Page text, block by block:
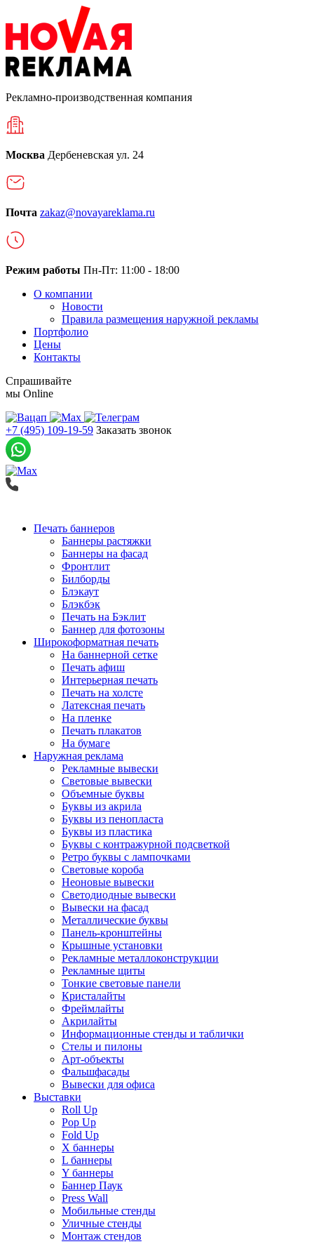
Рекламно-производственная компания
Москва Дербеневская ул. 24
Почта zakaz@novayareklama.ru
Режим работы Пн-Пт: 11:00 - 18:00
О компании
Новости
Правила размещения наружной рекламы
Портфолио
Цены
Контакты
Спрашивайте
мы Online
+7 (495) 109-19-59 Заказать звонок
Печать баннеров
Баннеры растяжки
Баннеры на фасад
Фронтлит
Билборды
Блэкаут
Блэкбэк
Печать на Бэклит
Баннер для фотозоны
Широкоформатная печать
На баннерной сетке
Печать афиш
Интерьерная печать
Печать на холсте
Латексная печать
На пленке
Печать плакатов
На бумаге
Наружная реклама
Рекламные вывески
Световые вывески
Объемные буквы
Буквы из акрила
Буквы из пенопласта
Буквы из пластика
Буквы с контражурной подсветкой
Ретро буквы с лампочками
Световые короба
Неоновые вывески
Светодиодные вывески
Вывески на фасад
Металлические буквы
Панель-кронштейны
Крышные установки
Рекламные металлоконструкции
Рекламные щиты
Тонкие световые панели
Кристалайты
Фреймлайты
Акрилайты
Информационные стенды и таблички
Стелы и пилоны
Арт-объекты
Фальшфасады
Вывески для офиса
Выставки
Roll Up
Pop Up
Fold Up
Х баннеры
L баннеры
Y баннеры
Баннер Паук
Press Wall
Мобильные стенды
Уличные стенды
Монтаж стендов